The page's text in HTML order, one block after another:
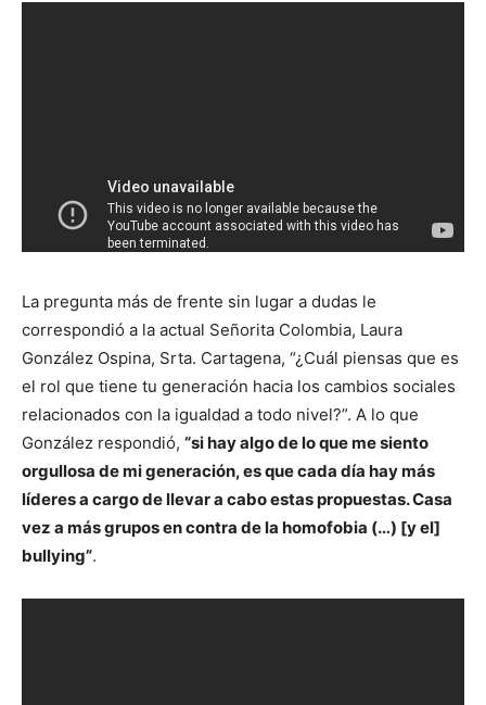
La pregunta más de frente sin lugar a dudas le
correspondió a la actual Señorita Colombia, Laura
González Ospina, Srta. Cartagena, “¿Cuál piensas que es
el rol que tiene tu generación hacia los cambios sociales
relacionados con la igualdad a todo nivel?”. A lo que
González respondió, “si hay algo de lo que me siento
orgullosa de mi generación, es que cada día hay más
líderes a cargo de llevar a cabo estas propuestas. Casa
vez a más grupos en contra de la homofobia (…) [y el]
bullying”.